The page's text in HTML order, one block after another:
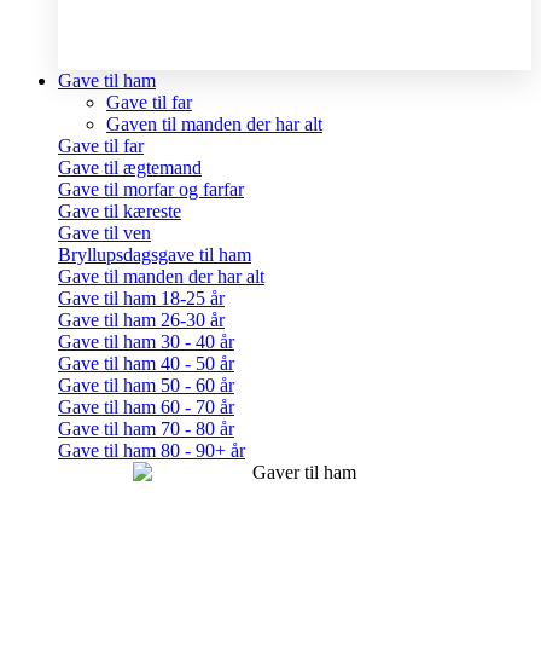
Gave til ham
Gave til far
Gaven til manden der har alt
Gave til far
Gave til ægtemand
Gave til morfar og farfar
Gave til kæreste
Gave til ven
Bryllupsdagsgave til ham
Gave til manden der har alt
Gave til ham 18-25 år
Gave til ham 26-30 år
Gave til ham 30 - 40 år
Gave til ham 40 - 50 år
Gave til ham 50 - 60 år
Gave til ham 60 - 70 år
Gave til ham 70 - 80 år
Gave til ham 80 - 90+ år